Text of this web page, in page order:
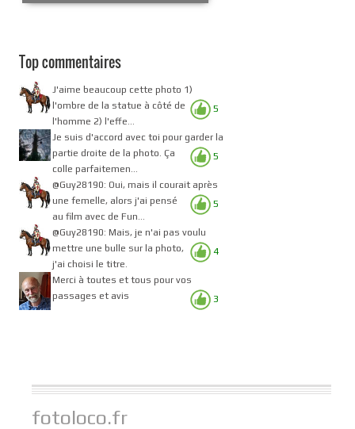
Top commentaires
5
J'aime beaucoup cette photo 1)
l'ombre de la statue à côté de
l'homme 2) l'effe...
5
Je suis d'accord avec toi pour garder la
partie droite de la photo. Ça
colle parfaitemen...
5
@Guy28190: Oui, mais il courait après
une femelle, alors j'ai pensé
au film avec de Fun...
4
@Guy28190: Mais, je n'ai pas voulu
mettre une bulle sur la photo,
j'ai choisi le titre.
3
Merci à toutes et tous pour vos
passages et avis
fotoloco.fr